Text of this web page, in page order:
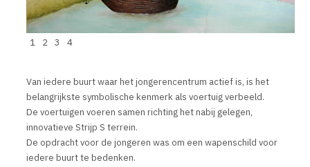
1 2 3 4
Van iedere buurt waar het jongerencentrum actief is, is het
belangrijkste symbolische kenmerk als voertuig verbeeld.
De voertuigen voeren samen richting het nabij gelegen,
innovatieve Strijp S terrein.
De opdracht voor de jongeren was om een wapenschild voor
iedere buurt te bedenken.